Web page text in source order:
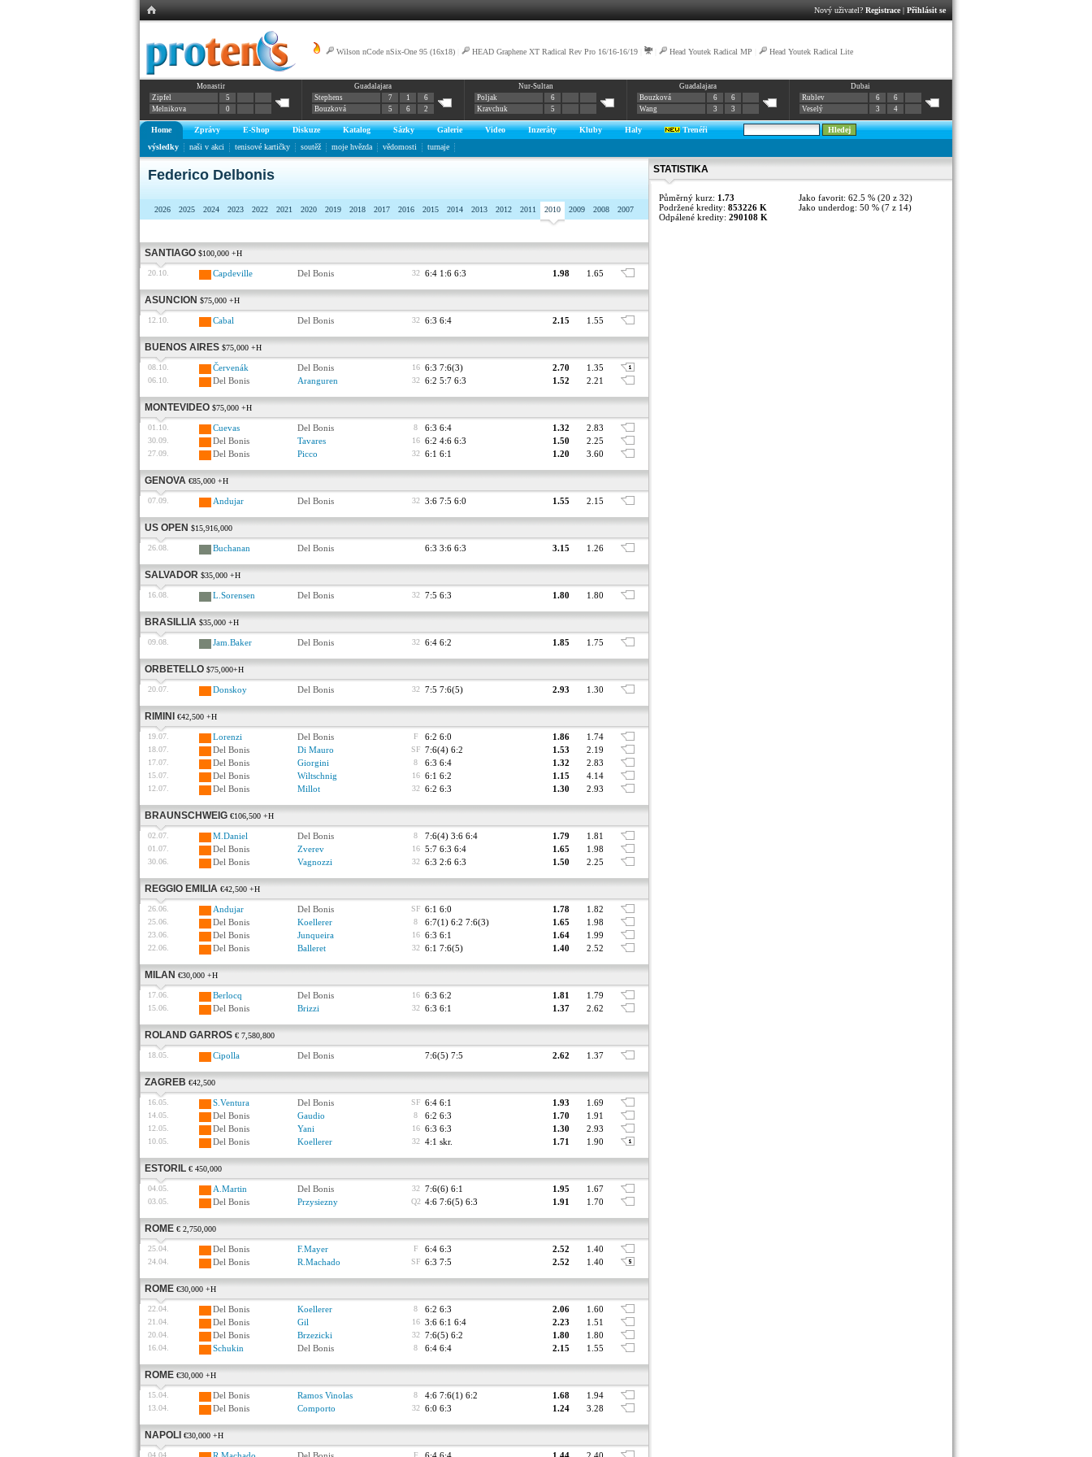
Nový uživatel? Registrace| Přihlásit se
Wilson nCode nSix-One 95 (16x18) HEAD Graphene XT Radical Rev Pro 16/16-16/19 Head Youtek Radical MP Head Youtek Radical Lite
Monastir
Zipfel
5
Melnikova
0
Guadalajara
Stephens
7 1
6
Bouzková
5 6 2
Nur-Sultan
Poljak
6
Kravchuk
5
Guadalajara
Bouzková
6
6
Wang
3 3
Dubai
Rublev
6
6
Veselý
3 4
Home Zprávy E-Shop Diskuze Katalog Sázky Galerie Video Inzeráty Kluby Haly
Trenéři
výsledky
naši v akci tenisové kartičky soutěž moje hvězda vědomosti turnaje
Federico Delbonis
2026 2025 2024 2023 2022 2021 2020 2019 2018 2017 2016 2015 2014 2013 2012 2011 2010 2009 2008 2007
SANTIAGO $100,000 +H
20.10. Capdeville Del Bonis 32 6:4 1:6 6:3 1.98 1.65
ASUNCION $75,000 +H
12.10. Cabal Del Bonis 32 6:3 6:4 2.15 1.55
BUENOS AIRES $75,000 +H
08.10. Červenák Del Bonis 16 6:3 7:6(3) 2.70 1.35
06.10. Del Bonis Aranguren 32 6:2 5:7 6:3 1.52 2.21
MONTEVIDEO $75,000 +H
01.10. Cuevas Del Bonis 8 6:3 6:4 1.32 2.83
30.09. Del Bonis Tavares 16 6:2 4:6 6:3 1.50 2.25
27.09. Del Bonis Picco 32 6:1 6:1 1.20 3.60
GENOVA €85,000 +H
07.09. Andujar Del Bonis 32 3:6 7:5 6:0 1.55 2.15
US OPEN $15,916,000
26.08. Buchanan Del Bonis 6:3 3:6 6:3 3.15 1.26
SALVADOR $35,000 +H
16.08. L.Sorensen Del Bonis 32 7:5 6:3 1.80 1.80
BRASILLIA $35,000 +H
09.08. Jam.Baker Del Bonis 32 6:4 6:2 1.85 1.75
ORBETELLO $75,000+H
20.07. Donskoy Del Bonis 32 7:5 7:6(5) 2.93 1.30
RIMINI €42,500 +H
19.07. Lorenzi Del Bonis F 6:2 6:0 1.86 1.74
18.07. Del Bonis Di Mauro SF 7:6(4) 6:2 1.53 2.19
17.07. Del Bonis Giorgini 8 6:3 6:4 1.32 2.83
15.07. Del Bonis Wiltschnig 16 6:1 6:2 1.15 4.14
12.07. Del Bonis Millot 32 6:2 6:3 1.30 2.93
BRAUNSCHWEIG €106,500 +H
02.07. M.Daniel Del Bonis 8 7:6(4) 3:6 6:4 1.79 1.81
01.07. Del Bonis Zverev 16 5:7 6:3 6:4 1.65 1.98
30.06. Del Bonis Vagnozzi 32 6:3 2:6 6:3 1.50 2.25
REGGIO EMILIA €42,500 +H
26.06. Andujar Del Bonis SF 6:1 6:0 1.78 1.82
25.06. Del Bonis Koellerer 8 6:7(1) 6:2 7:6(3) 1.65 1.98
23.06. Del Bonis Junqueira 16 6:3 6:1 1.64 1.99
22.06. Del Bonis Balleret 32 6:1 7:6(5) 1.40 2.52
MILAN €30,000 +H
17.06. Berlocq Del Bonis 16 6:3 6:2 1.81 1.79
15.06. Del Bonis Brizzi 32 6:3 6:1 1.37 2.62
ROLAND GARROS € 7,580,800
18.05. Cipolla Del Bonis 7:6(5) 7:5 2.62 1.37
ZAGREB €42,500
16.05. S.Ventura Del Bonis SF 6:4 6:1 1.93 1.69
14.05. Del Bonis Gaudio 8 6:2 6:3 1.70 1.91
12.05. Del Bonis Yani 16 6:3 6:3 1.30 2.93
10.05. Del Bonis Koellerer 32 4:1 skr. 1.71 1.90
ESTORIL € 450,000
04.05. A.Martin Del Bonis 32 7:6(6) 6:1 1.95 1.67
03.05. Del Bonis Przysiezny Q2 4:6 7:6(5) 6:3 1.91 1.70
ROME € 2,750,000
25.04. Del Bonis F.Mayer F 6:4 6:3 2.52 1.40
24.04. Del Bonis R.Machado SF 6:3 7:5 2.52 1.40
ROME €30,000 +H
22.04. Del Bonis Koellerer 8 6:2 6:3 2.06 1.60
21.04. Del Bonis Gil 16 3:6 6:1 6:4 2.23 1.51
20.04. Del Bonis Brzezicki 32 7:6(5) 6:2 1.80 1.80
16.04. Schukin Del Bonis 8 6:4 6:4 2.15 1.55
ROME €30,000 +H
15.04. Del Bonis Ramos Vinolas 8 4:6 7:6(1) 6:2 1.68 1.94
13.04. Del Bonis Comporto 32 6:0 6:3 1.24 3.28
NAPOLI €30,000 +H
04.04. F
STATISTIKA
Půměrný kurz: 1.73
Podržené kredity: 853226 K
Odpálené kredity: 290108 K
Jako favorit: 62.5 % (20 z 32)
Jako underdog: 50 % (7 z 14)